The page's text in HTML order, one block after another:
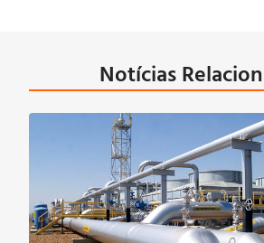
Notícias